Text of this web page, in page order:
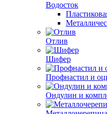
Водосток
Отлив
Шифер
Профнастил и
Ондулин и